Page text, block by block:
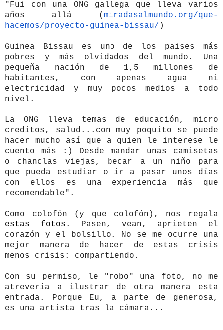
"Fui con una ONG gallega que lleva varios
años allá ( miradasalmundo.org/que-
hacemos/proyecto-guinea- bissau/ )
Guinea Bissau es uno de los paises más
pobres y más olvidados del mundo. Una
pequeña nación de 1,5 millones de
habitantes, con apenas agua ni
electricidad y muy pocos medios a todo
nivel.
La ONG lleva temas de educación, micro
creditos, salud...con muy poquito se puede
hacer mucho así que a quien le interese le
cuento más :) Desde mandar unas camisetas
o chanclas viejas, becar a un niño para
que pueda estudiar o ir a pasar unos días
con ellos es una experiencia más que
recomendable".
Como colofón (y que colofón), nos regala
estas fotos . Pasen, vean, aprieten el
corazón y el bolsillo. No se me ocurre una
mejor manera de hacer de estas crisis
menos crisis: compartiendo.
Con su permiso, le "robo" una foto, no me
atrevería a ilustrar de otra manera esta
entrada. Porque Eu, a parte de generosa,
es una artista tras la cámara...